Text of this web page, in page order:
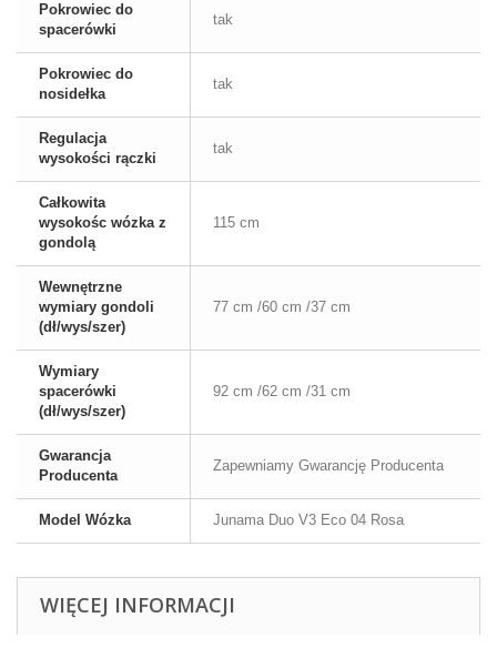
Pokrowiec do
spacerówki
tak
Pokrowiec do
nosidełka
tak
Regulacja
wysokości rączki
tak
Całkowita
wysokośc wózka z
gondolą
115 cm
Wewnętrzne
wymiary gondoli
(dł/wys/szer)
77 cm /60 cm /37 cm
Wymiary
spacerówki
(dł/wys/szer)
92 cm /62 cm /31 cm
Gwarancja
Producenta
Zapewniamy Gwarancję Producenta
Model Wózka Junama Duo V3 Eco 04 Rosa
WIĘCEJ INFORMACJI